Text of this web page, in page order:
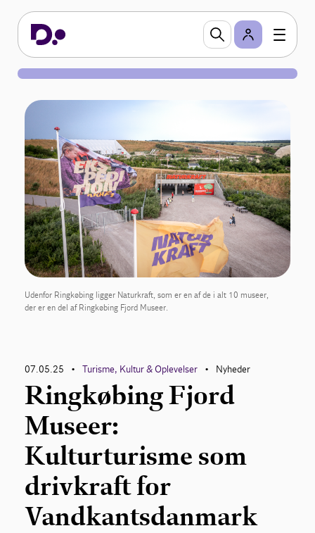
Udenfor Ringkøbing ligger Naturkraft, som er en af de i alt 10 museer,
der er en del af Ringkøbing Fjord Museer.
07.05.25 • Turisme, Kultur & Oplevelser • Nyheder
Ringkøbing Fjord
Museer:
Kulturturisme som
drivkraft for
Vandkantsdanmark